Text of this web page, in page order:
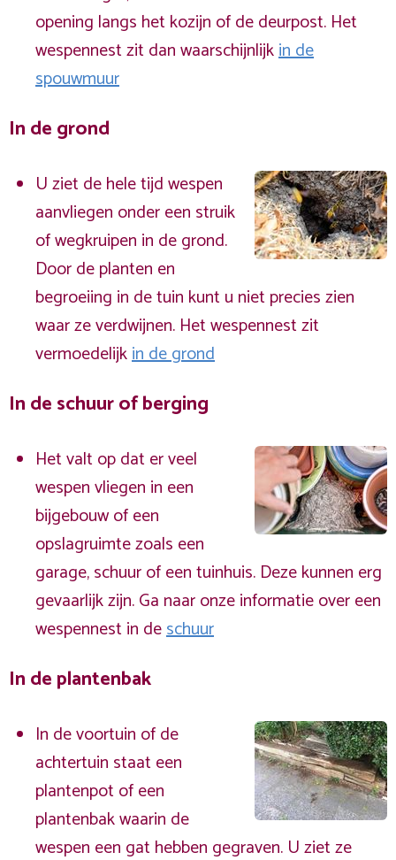
opening langs het kozijn of de deurpost. Het
wespennest zit dan waarschijnlijkin de
spouwmuur
In de grond
U ziet de hele tijd wespen
aanvliegen onder een struik
of wegkruipen in de grond.
Door de planten en
begroeiing in de tuin kunt u niet precies zien
waar ze verdwijnen. Het wespennest zit
vermoedelijkin de grond
In de schuur of berging
Het valt op dat er veel
wespen vliegen in een
bijgebouw of een
opslagruimte zoals een
garage, schuur of een tuinhuis. Deze kunnen erg
gevaarlijk zijn. Ga naar onze informatie over een
wespennest in deschuur
In de plantenbak
In de voortuin of de
achtertuin staat een
plantenpot of een
plantenbak waarin de
wespen een gat hebben gegraven. U ziet ze